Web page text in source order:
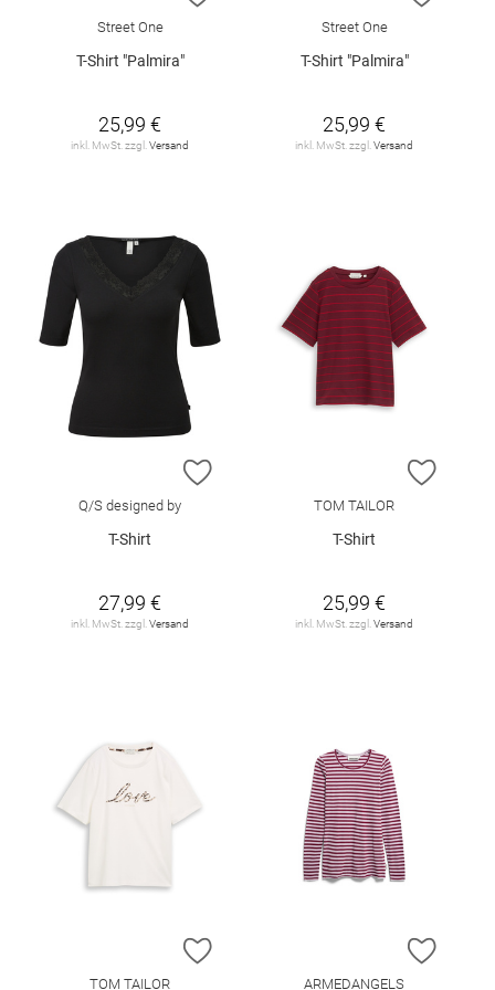
Street One
T-Shirt "Palmira"
25,99 €
inkl. MwSt. zzgl.Versand
Street One
T-Shirt "Palmira"
25,99 €
inkl. MwSt. zzgl.Versand
ZUR WUNSCHLISTE HINZUFÜGEN
Q/S designed by
T-Shirt
27,99 €
inkl. MwSt. zzgl. Versand
ZUR
TOM TAILOR
T-Shirt
25,99 €
inkl. MwSt. zzgl. Versand
ZUR WUNSCHLISTE HINZUFÜGEN
TOM TAILOR
ZUR
ARMEDANGELS